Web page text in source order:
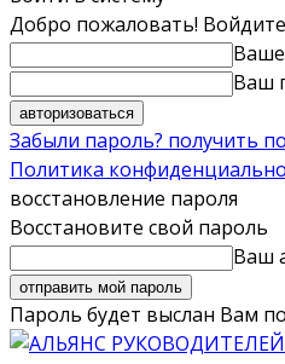
Добро пожаловать!
Ваш
Забыли пароль? получить
Политика
восстановление пароля
Восстановите свой пароль
Ваш
Пароль будет выслан Вам